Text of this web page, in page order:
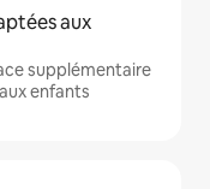
aux
supplémentaire
enfants